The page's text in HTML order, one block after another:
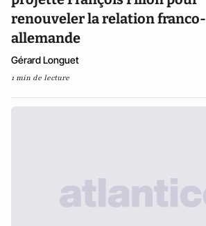
renouveler la relation franco-
allemande
Gérard Longuet
1 min de lecture